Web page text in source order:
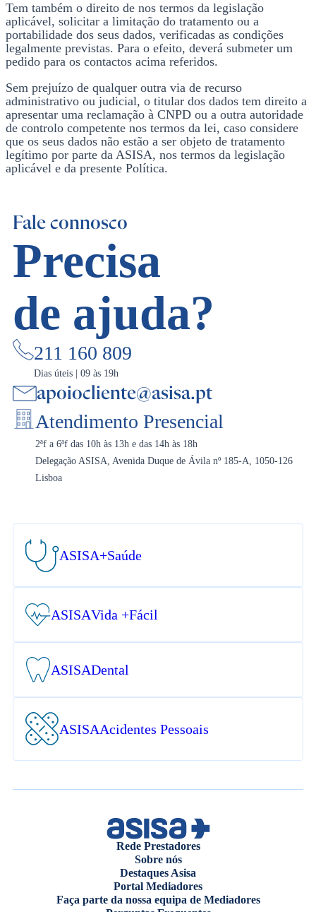
Tem também o direito de nos termos da legislação
aplicável, solicitar a limitação do tratamento ou a
portabilidade dos seus dados, verificadas as condições
legalmente previstas. Para o efeito, deverá submeter um
pedido para os contactos acima referidos.
Sem prejuízo de qualquer outra via de recurso
administrativo ou judicial, o titular dos dados tem direito a
apresentar uma reclamação à CNPD ou a outra autoridade
de controlo competente nos termos da lei, caso considere
que os seus dados não estão a ser objeto de tratamento
legítimo por parte da ASISA, nos termos da legislação
aplicável e da presente Política.
Fale connosco
Precisa
de ajuda?
211 160 809
Dias úteis | 09 às 19h
apoiocliente@asisa.pt
Atendimento Presencial
2ªf a 6ªf das 10h às 13h e das 14h às 18h
Delegação ASISA, Avenida Duque de Ávila nº 185-A, 1050-126
Lisboa
ASISA+Saúde
ASISAVida +Fácil
ASISADental
ASISAAcidentes Pessoais
Rede Prestadores
Sobre nós
Destaques Asisa
Portal Mediadores
Faça parte da nossa equipa de Mediadores